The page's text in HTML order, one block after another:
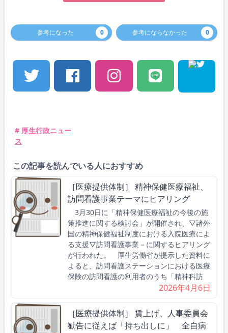
参考になった 0 参考にならなかった 0
# 厚生行政ニュー
ス
この記事を読んでいる人におすすめ
［医療提供体制］ 精神保健医療福祉、
訪問看護事業テーマにヒアリング
3月30日に「精神保健医療福祉の今後の施
策推進に関する検討会」が開催され、▽諸外
国の精神保健福祉制度における入院医療によ
る支援▽訪問看護事業－に関するヒアリング
が行われた。 厚生労働省が提示した資料に
よると、訪問看護ステーションにおける医療
保険の訪問看護の利用者のうち「精神科訪
2026年4月6日
［医療提供体制］ 賃上げ、人事委員会
勧告に従えば「持ち出しに」 全自病